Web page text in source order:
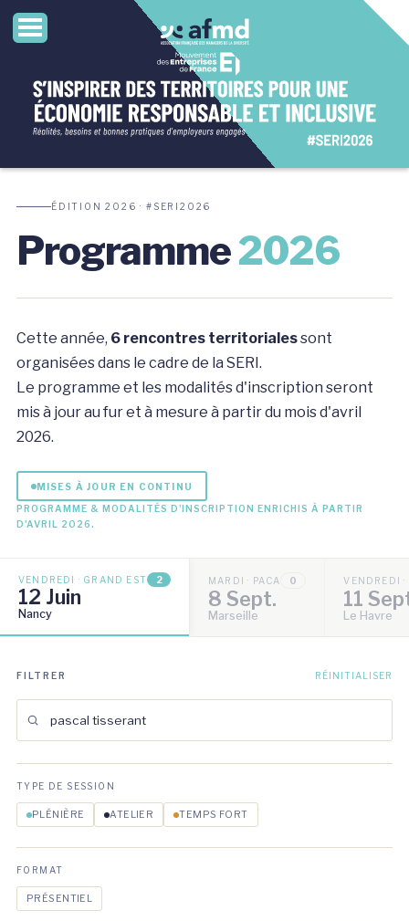
ÉDITION 2026 · #SERI2026
Programme2026
Cette année, 6 rencontres territorialessont
organisées dans le cadre de la SERI.
Le programme et les modalités d'inscription seront
mis à jour au fur et à mesure à partir du mois d'avril
2026.
MISES À JOUR EN CONTINU
PROGRAMME & MODALITÉS D'INSCRIPTION ENRICHIS À PARTIR
D'AVRIL 2026.
VENDREDI · GRAND EST 2
12 Juin
Nancy
MARDI · PACA 0
8 Sept.
Marseille
VENDREDI
11
Le Havre
FILTRER RÉINITIALISER
TYPE DE SESSION
PLÉNIÈRE ATELIER TEMPS FORT
FORMAT
PRÉSENTIEL